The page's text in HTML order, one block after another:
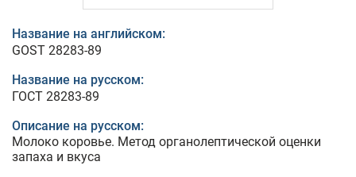
Название на английском:
GOST 28283-89
Название на русском:
ГОСТ 28283-89
Описание на русском:
Молоко коровье. Метод органолептической оценки
запаха и вкуса